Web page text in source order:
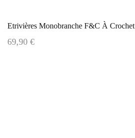
Etrivières Monobranche F&C À Crochet
69,90 €